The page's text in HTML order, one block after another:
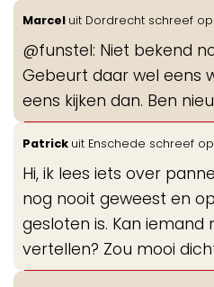
Marcel uit Dordrecht schreef op
@funstel: Niet bekend
Gebeurt daar wel eens
eens kijken dan. Ben
Patrick uit Enschede schreef op
Hi, ik lees iets over
nog nooit geweest en
gesloten is. Kan
vertellen? Zou mooi